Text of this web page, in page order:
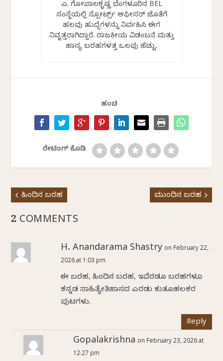
ಎಚ್. ಗೋಪಾಲಕೃಷ್ಣ ಬೆಂಗಳೂರಿನ BEL
ಸಂಸ್ಥೆಯಲ್ಲಿ ಸ್ಪೋರ್ಟ್ಸ್ ಆಫೀಸರ್ ಜೊತೆಗೆ
ಹಲವು ಹುದ್ದೆಗಳನ್ನು ನಿರ್ವಹಿಸಿ ಈಗ
ನಿವೃತ್ತರಾಗಿದ್ದಾರೆ. ರಾಜಕೀಯ ವಿಡಂಬನೆ ಮತ್ತು
ಹಾಸ್ಯ ಬರಹಗಳತ್ತ ಒಲವು ಹೆಚ್ಚು.
ಹಂಚಿ
ರೇಟಿಂಗ್ ಕೊಡಿ
ಹಿಂದಿನ ಬರಹ ಮುಂದಿನ ಬರಹ
2 COMMENTS
H. Anandarama Shastry on February 22,
2026 at 1:03 pm
ಈ ಬರಹ, ಹಿಂದಿನ ಬರಹ, ಇವೆರಡೂ ಬರಹಗಳೂ
ಕನ್ನಡ ಸಾಹಿತ್ಯೇತಿಹಾಸದ ಎರಡು ಕುತೂಹಲಕರ
ಪುಟಗಳು.
Reply
Gopalakrishna on February 23, 2026 at
12:27 pm